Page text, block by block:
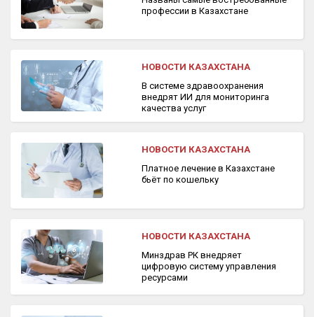
профессии в Казахстане
НОВОСТИ КАЗАХСТАНА
В системе здравоохранения
внедрят ИИ для мониторинга
качества услуг
НОВОСТИ КАЗАХСТАНА
Платное лечение в Казахстане
бьёт по кошельку
НОВОСТИ КАЗАХСТАНА
Минздрав РК внедряет
цифровую систему управления
ресурсами